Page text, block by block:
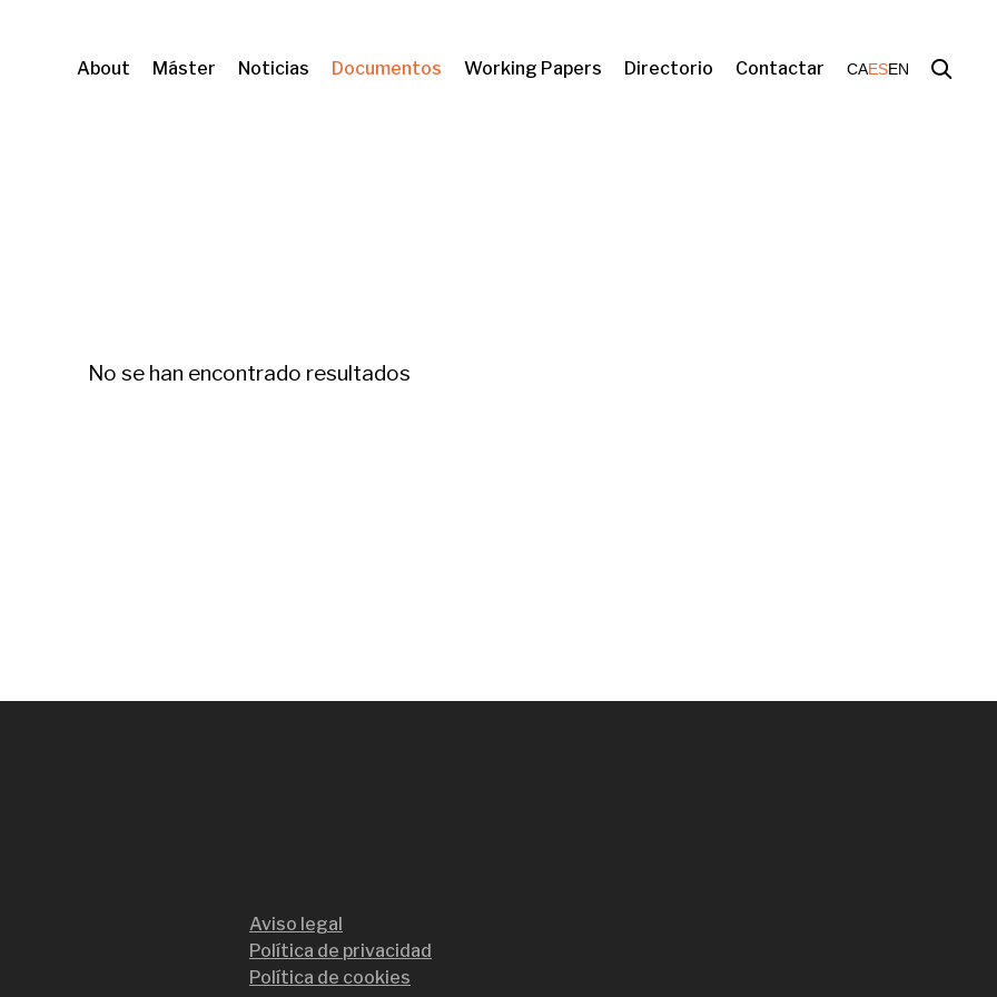
About Máster Noticias Documentos Working Papers Directorio Contactar CAESEN
No se han encontrado resultados
Aviso legal
Política de privacidad
Política de cookies